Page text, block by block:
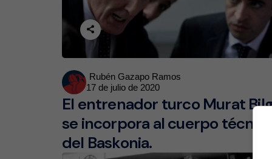
Posted
by
Rubén Gazapo Ramos
17 de julio de 2020
El entrenador turco Murat
se incorpora al cuerpo técnico
del Baskonia.